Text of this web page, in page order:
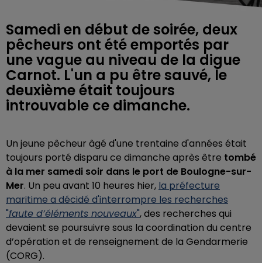
Samedi en début de soirée, deux
pêcheurs ont été emportés par
une vague au niveau de la digue
Carnot. L'un a pu être sauvé, le
deuxième était toujours
introuvable ce dimanche.
Un jeune pêcheur âgé d'une trentaine d'années était
toujours porté disparu ce dimanche après être tombé
à la mer samedi soir dans le port de Boulogne-sur-
Mer. Un peu avant 10 heures hier, la préfecture
maritime a décidé d'interrompre les recherches
"faute d’éléments nouveaux", des recherches qui
devaient se poursuivre sous la coordination du centre
d’opération et de renseignement de la Gendarmerie
(CORG).